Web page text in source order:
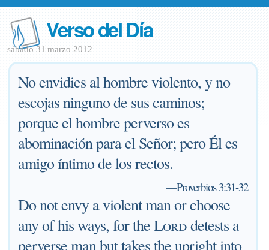
Verso del Día
sábado 31 marzo 2012
No envidies al hombre violento, y no
escojas ninguno de sus caminos;
porque el hombre perverso es
abominación para el Señor; pero Él es
amigo íntimo de los rectos.
—Proverbios 3:31-32
Do not envy a violent man or choose
any of his ways, for theLorddetests a
perverse man but takes the upright into